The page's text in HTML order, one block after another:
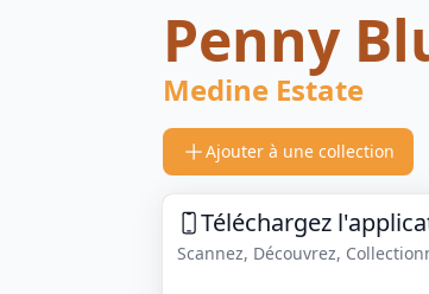
Penny
Medine Estate
Ajouter à une collection
Téléchargez
Scannez, Découvrez,